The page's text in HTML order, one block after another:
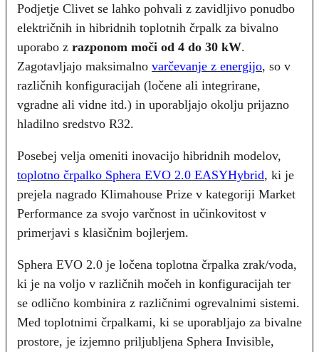
Podjetje Clivet se lahko pohvali z zavidljivo ponudbo
električnih in hibridnih toplotnih črpalk za bivalno
uporabo z razponom moči od 4 do 30 kW.
Zagotavljajo maksimalno varčevanje z energijo, so v
različnih konfiguracijah (ločene ali integrirane,
vgradne ali vidne itd.) in uporabljajo okolju prijazno
hladilno sredstvo R32.
Posebej velja omeniti inovacijo hibridnih modelov,
toplotno črpalko Sphera EVO 2.0 EASYHybrid, ki je
prejela nagrado Klimahouse Prize v kategoriji Market
Performance za svojo varčnost in učinkovitost v
primerjavi s klasičnim bojlerjem.
Sphera EVO 2.0 je ločena toplotna črpalka zrak/voda,
ki je na voljo v različnih močeh in konfiguracijah ter
se odlično kombinira z različnimi ogrevalnimi sistemi.
Med toplotnimi črpalkami, ki se uporabljajo za bivalne
prostore, je izjemno priljubljena Sphera Invisible,